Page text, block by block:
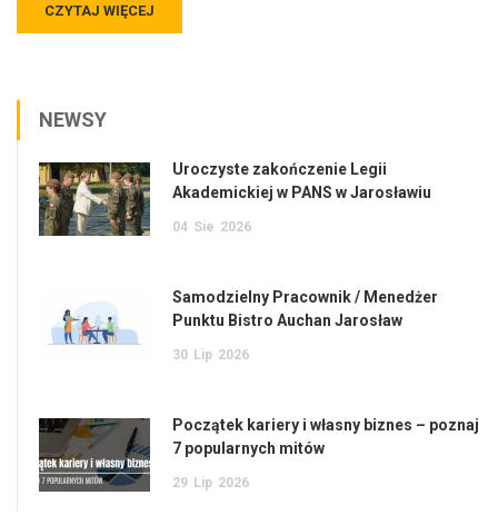
CZYTAJ WIĘCEJ
NEWSY
Uroczyste zakończenie Legii
Akademickiej w PANS w Jarosławiu
04 Sie 2026
Samodzielny Pracownik / Menedżer
Punktu Bistro Auchan Jarosław
30 Lip 2026
Początek kariery i własny biznes – poznaj
7 popularnych mitów
29 Lip 2026